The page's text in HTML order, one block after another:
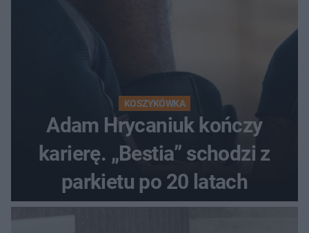
KOSZYKÓWKA
Adam Hrycaniuk kończy
karierę. „Bestia” schodzi z
parkietu po 20 latach